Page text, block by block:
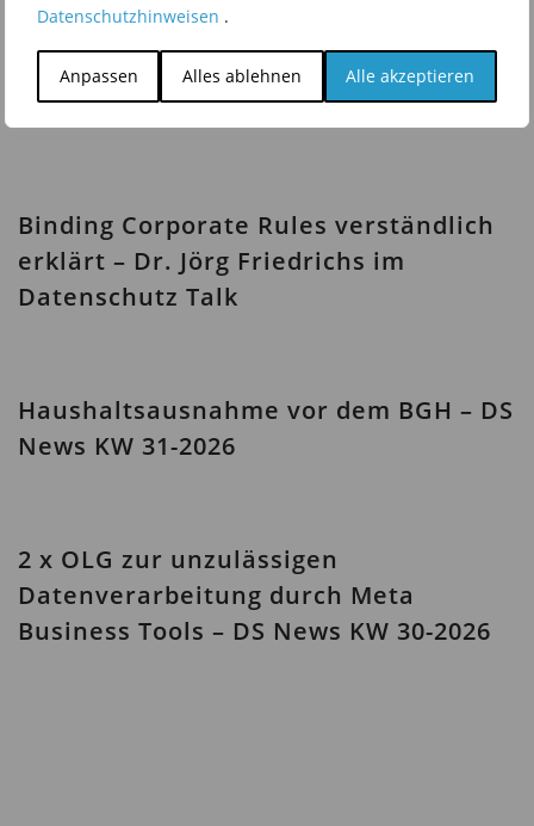
Datenschutzhinweisen .
Anpassen Alles ablehnen Alle akzeptieren
EDSA fordert Prüfung des EU-U.S. DPF-
DS News KW 32-2026
Binding Corporate Rules verständlich
erklärt – Dr. Jörg Friedrichs im
Datenschutz Talk
Haushaltsausnahme vor dem BGH – DS
News KW 31-2026
2 x OLG zur unzulässigen
Datenverarbeitung durch Meta
Business Tools – DS News KW 30-2026